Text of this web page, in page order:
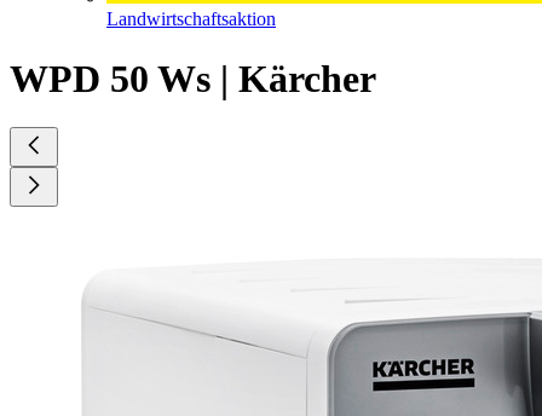
Landwirtschaftsaktion
WPD 50 Ws | Kärcher